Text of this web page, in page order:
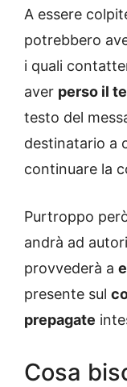
A essere
potrebbero
i quali
aver perso il
testo del
destinatario a
continuare la
Purtroppo
andrà ad
provvederà a
presente sul
prepagate
Cosa